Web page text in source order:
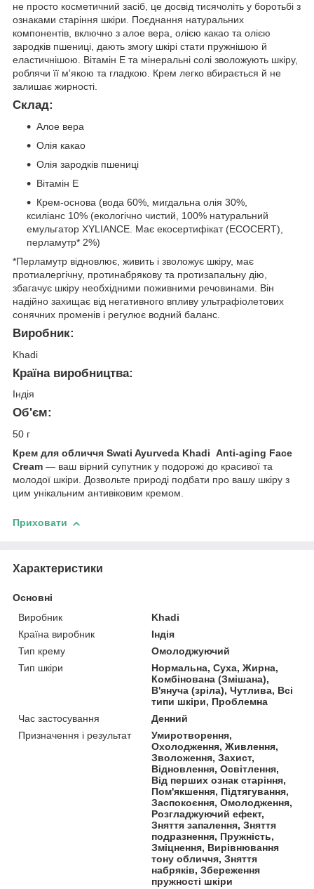
не просто косметичний засіб, це досвід тисячоліть у боротьбі з
ознаками старіння шкіри. Поєднання натуральних
компонентів, включно з алое вера, олією какао та олією
зародків пшениці, дають змогу шкірі стати пружнішою й
еластичнішою. Вітамін Е та мінеральні солі зволожують шкіру,
роблячи її м'якою та гладкою. Крем легко вбирається й не
залишає жирності.
Склад:
Алое вера
Олія какао
Олія зародків пшениці
Вітамін Е
Крем-основа (вода 60%, мигдальна олія 30%,
ксиліанс 10% (екологічно чистий, 100% натуральний
емульгатор XYLIANCE. Має екосертифікат (ECOCERT),
перламутр* 2%)
*Перламутр відновлює, живить і зволожує шкіру, має
протиалергічну, протинабрякову та протизапальну дію,
збагачує шкіру необхідними поживними речовинами. Він
надійно захищає від негативного впливу ультрафіолетових
сонячних променів і регулює водний баланс.
Виробник:
Khadi
Країна виробництва:
Індія
Об'єм:
50 г
Крем для обличчя Swati Ayurveda Khadi Anti-aging Face
Cream — ваш вірний супутник у подорожі до красивої та
молодої шкіри. Дозвольте природі подбати про вашу шкіру з
цим унікальним антивіковим кремом.
Приховати
Характеристики
Основні
Виробник
Khadi
Країна виробник
Індія
Тип крему
Омолоджуючий
Тип шкіри
Нормальна, Суха, Жирна,
Комбінована (Змішана),
В'януча (зріла), Чутлива, Всі
типи шкіри, Проблемна
Час застосування
Денний
Призначення і результат
Умиротворення,
Охолодження, Живлення,
Зволоження, Захист,
Відновлення, Освітлення,
Від перших ознак старіння,
Пом'якшення, Підтягування,
Заспокоєння, Омолодження,
Розгладжуючий ефект,
Зняття запалення, Зняття
подразнення, Пружність,
Зміцнення, Вирівнювання
тону обличчя, Зняття
набряків, Збереження
пружності шкіри